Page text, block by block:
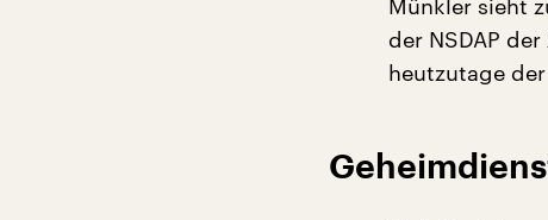
Münkler sieht
der NSDAP
heutzutage